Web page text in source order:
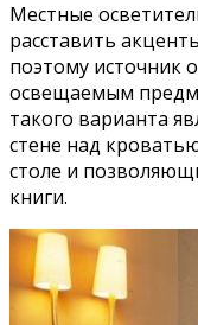
Местные
расставить
поэтому источник
освещаемым
такого варианта
стене над
столе и
книги.